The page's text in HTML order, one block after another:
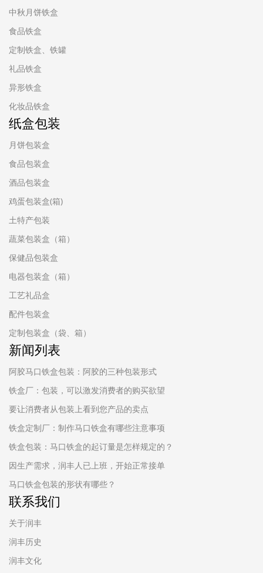
中秋月饼铁盒
食品铁盒
定制铁盒、铁罐
礼品铁盒
异形铁盒
化妆品铁盒
纸盒包装
月饼包装盒
食品包装盒
酒品包装盒
鸡蛋包装盒(箱)
土特产包装
蔬菜包装盒（箱）
保健品包装盒
电器包装盒（箱）
工艺礼品盒
配件包装盒
定制包装盒（袋、箱）
新闻列表
阿胶马口铁盒包装：阿胶的三种包装形式
铁盒厂：包装，可以激发消费者的购买欲望
要让消费者从包装上看到您产品的卖点
铁盒定制厂：制作马口铁盒有哪些注意事项
铁盒包装：马口铁盒的起订量是怎样规定的？
因生产需求，润丰人已上班，开始正常接单
马口铁盒包装的形状有哪些？
联系我们
关于润丰
润丰历史
润丰文化